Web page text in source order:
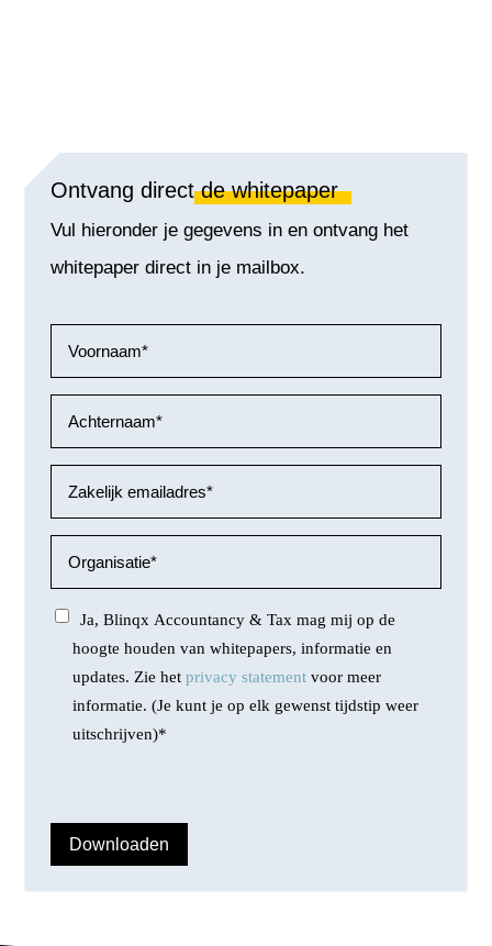
Ontvang directde whitepaper
Vul hieronder je gegevens in en ontvang het
whitepaper direct in je mailbox.
Ja, Blinqx Accountancy & Tax mag mij op de
hoogte houden van whitepapers, informatie en
updates. Zie hetprivacy statement voor meer
informatie. (Je kunt je op elk gewenst tijdstip weer
uitschrijven)*